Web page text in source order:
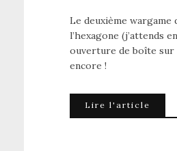
Le deuxième wargame
l’hexagone (j’attends
ouverture de boîte sur
encore !
Lire l'article